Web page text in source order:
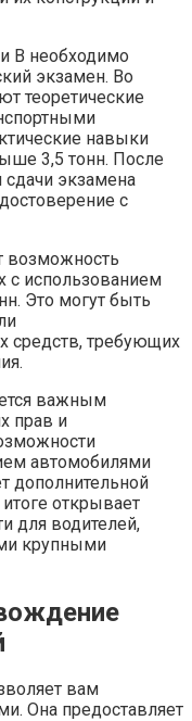
B необходимо
экзамен. Во
теоретические
навыки
3,5 тонн. После
экзамена
с
возможность
с использованием
Это могут быть
средств, требующих
важным
прав и
автомобилями
дополнительной
открывает
для водителей,
крупными
вам
Она предоставляет